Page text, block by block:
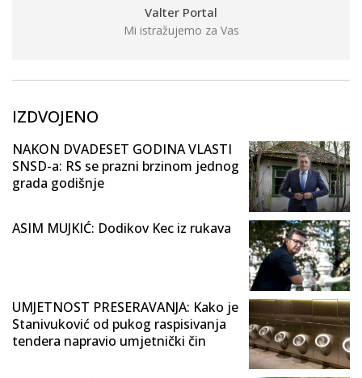
Valter Portal
Mi istražujemo za Vas
IZDVOJENO
NAKON DVADESET GODINA VLASTI
SNSD-a: RS se prazni brzinom jednog
grada godišnje
ASIM MUJKIĆ: Dodikov Kec iz rukava
UMJETNOST PRESERAVANJA: Kako je
Stanivuković od pukog raspisivanja
tendera napravio umjetnički čin